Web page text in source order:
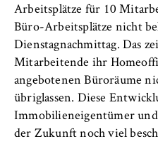
Arbeitsplätze für 10
Büro-Arbeitsplätze nicht
Dienstagnachmittag. Das
Mitarbeitende ihr
angebotenen Büroräume
übriglassen. Diese
Immobilieneigentümer
der Zukunft noch viel
Name:
connected-devices
Anbieter:
Google Ireland
Zweck:
Erlaubt das Anzeigen